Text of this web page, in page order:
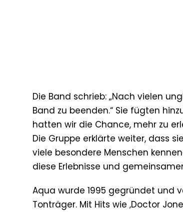
Die Band schrieb: „Nach vielen
Band zu beenden.“ Sie fügten
hatten wir die Chance, mehr zu
Die Gruppe erklärte weiter, dass
viele besondere Menschen
diese Erlebnisse und
Aqua wurde 1995 gegründet und
Tonträger. Mit Hits wie ‚Doctor